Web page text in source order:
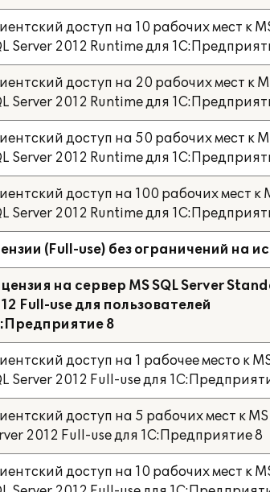
доступ на 10 рабочих мест к
Server 2012 Runtime для
доступ на 20 рабочих мест к
Server 2012 Runtime для
доступ на 50 рабочих мест к
Server 2012 Runtime для
доступ на 100 рабочих мест к
Server 2012 Runtime для
(Full-use) без ограничений на
на сервер MS SQL Server
Full-use для пользователей
8
доступ на 1 рабочее место к
Server 2012 Full-use для
доступ на 5 рабочих мест к MS
2012 Full-use для 1С:Предприятие 8
доступ на 10 рабочих мест к